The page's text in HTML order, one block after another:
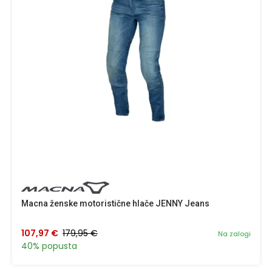
Macna ženske motoristične hlače JENNY Jeans
Na zalogi
107,97 € 179,95 €
40% popusta